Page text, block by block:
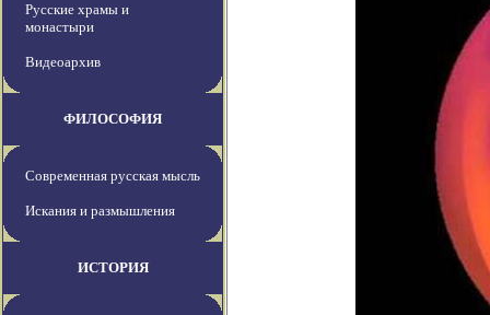
Русские храмы и
монастыри
Видеоархив
ФИЛОСОФИЯ
Современная русская мысль
Искания и размышления
ИСТОРИЯ